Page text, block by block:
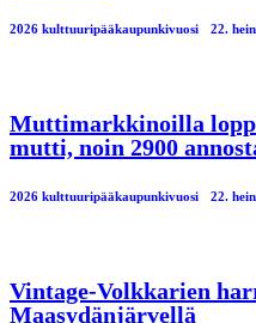
2026 kulttuuripääkaupunkivuosi 22.
Muttimarkkinoilla
mutti, noin 2900
2026 kulttuuripääkaupunkivuosi 22.
Vintage-Volkkarien
Maasydänjärvellä